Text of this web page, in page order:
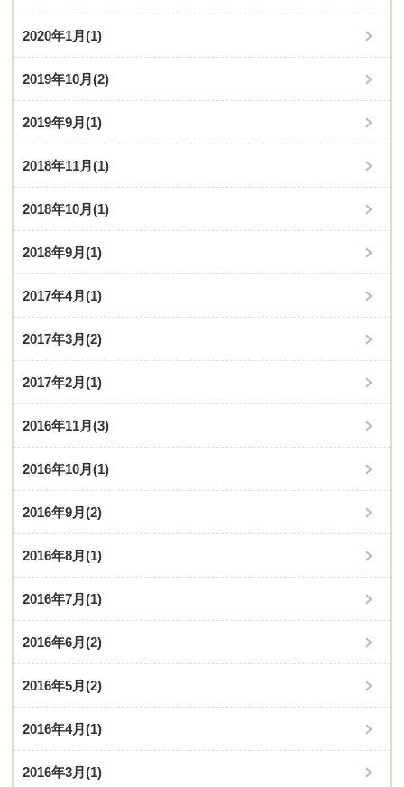
2020年1月(1)
2019年10月(2)
2019年9月(1)
2018年11月(1)
2018年10月(1)
2018年9月(1)
2017年4月(1)
2017年3月(2)
2017年2月(1)
2016年11月(3)
2016年10月(1)
2016年9月(2)
2016年8月(1)
2016年7月(1)
2016年6月(2)
2016年5月(2)
2016年4月(1)
2016年3月(1)